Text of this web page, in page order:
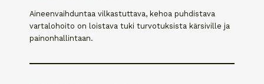
Aineenvaihduntaa vilkastuttava, kehoa puhdistava
vartalohoito on loistava tuki turvotuksista kärsiville ja
painonhallintaan.